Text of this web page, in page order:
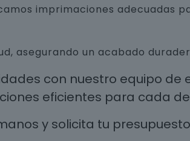
imprimaciones adecuadas
asegurando un acabado
con nuestro equipo de
eficientes para cada
y solicita tu